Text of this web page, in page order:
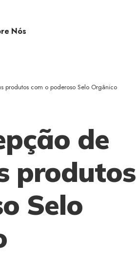
Nós
produtos com o poderoso Selo Orgânico
de
produtos
Selo